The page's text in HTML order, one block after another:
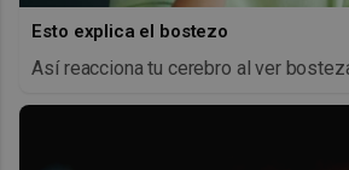
Esto explica el bostezo
Así reacciona tu cerebro al ver